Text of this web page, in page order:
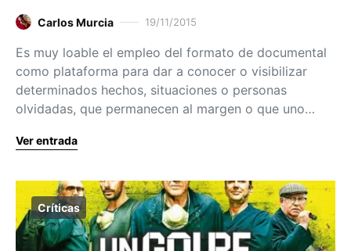
Carlos Murcia 19/11/2015
Es muy loable el empleo del formato de documental
como plataforma para dar a conocer o visibilizar
determinados hechos, situaciones o personas
olvidadas, que permanecen al margen o que uno…
Ver entrada
Críticas